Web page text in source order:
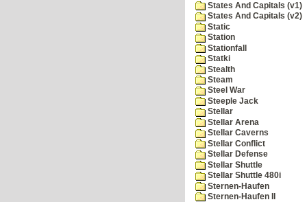
States And Capitals (v1)
States And Capitals (v2)
Static
Station
Stationfall
Statki
Stealth
Steam
Steel War
Steeple Jack
Stellar
Stellar Arena
Stellar Caverns
Stellar Conflict
Stellar Defense
Stellar Shuttle
Stellar Shuttle 480i
Sternen-Haufen
Sternen-Haufen II